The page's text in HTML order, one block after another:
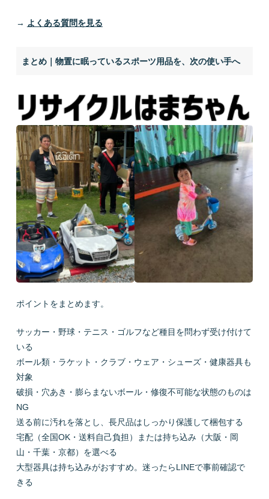
→ よくある質問を見る
まとめ｜物置に眠っているスポーツ用品を、次の使い手へ
ポイントをまとめます。
サッカー・野球・テニス・ゴルフなど種目を問わず受け付けて
いる
ボール類・ラケット・クラブ・ウェア・シューズ・健康器具も
対象
破損・穴あき・膨らまないボール・修復不可能な状態のものは
NG
送る前に汚れを落とし、長尺品はしっかり保護して梱包する
宅配（全国OK・送料自己負担）または持ち込み（大阪・岡
山・千葉・京都）を選べる
大型器具は持ち込みがおすすめ。迷ったらLINEで事前確認で
きる